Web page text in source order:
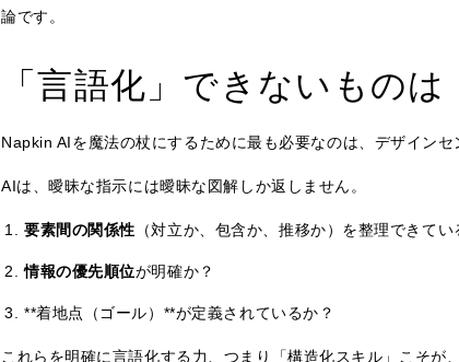
論です。
「言語化」できないもの
Napkin AIを魔法の杖にするために最も必要なのは、デザインセ
AIは、曖昧な指示には曖昧な図解しか返しません。
要素間の関係性 （対立か、包含か、推移か）を整理できてい
情報の優先順位が明確か？
**着地点（ゴール）**が定義されているか？
これらを明確に言語化する力、つまり「構造化スキル」こそ